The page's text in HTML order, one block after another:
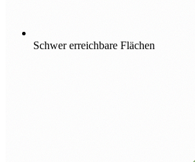
Schwer erreichbare Flächen